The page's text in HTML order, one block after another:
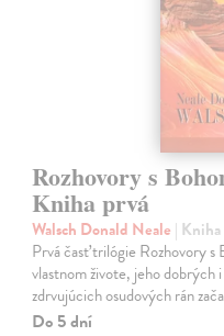
Rozhovory s
Kniha prvá
Walsch Donald Neale | Kniha
Prvá časť trilógie Rozhovory s
vlastnom živote, jeho dobrých
zdrvujúcich osudových rán
Do 5 dní